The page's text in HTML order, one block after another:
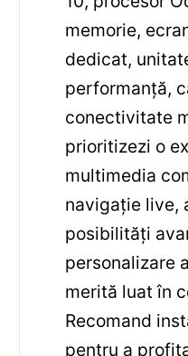
memorie,
dedicat,
performanță,
conectivitate
prioritizezi o
multimedia
navigație live,
posibilități
personalizare
merită luat în
Recomand
pentru a